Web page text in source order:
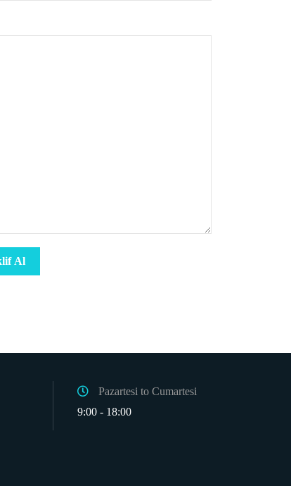
Pazartesi to Cumartesi
9:00 - 18:00